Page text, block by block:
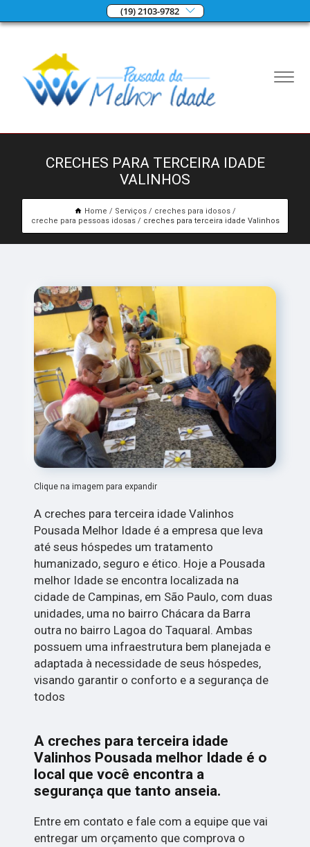
(19) 2103-9782
CRECHES PARA TERCEIRA IDADE
VALINHOS
Home Serviços
creches para idosos
creche para pessoas idosas
creches para terceira idade Valinhos
Clique na imagem para expandir
A creches para terceira idade Valinhos
Pousada Melhor Idade é a empresa que leva
até seus hóspedes um tratamento
humanizado, seguro e ético. Hoje a Pousada
melhor Idade se encontra localizada na
cidade de Campinas, em São Paulo, com duas
unidades, uma no bairro Chácara da Barra
outra no bairro Lagoa do Taquaral. Ambas
possuem uma infraestrutura bem planejada e
adaptada à necessidade de seus hóspedes,
visando garantir o conforto e a segurança de
todos
A creches para terceira idade
Valinhos Pousada melhor Idade é o
local que você encontra a
segurança que tanto anseia.
Entre em contato e fale com a equipe que vai
entregar um orçamento que comprova o